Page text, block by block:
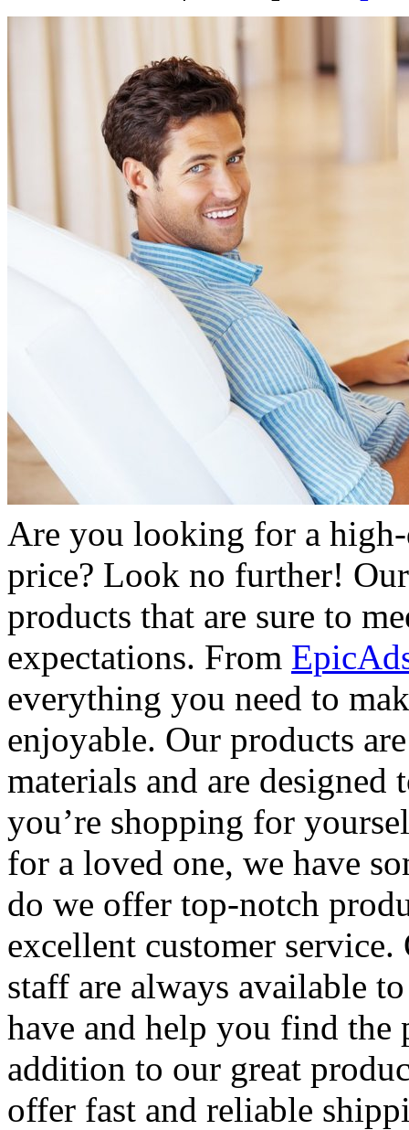
Are you looking for a
price? Look no further!
products that are sure to
expectations. From
everything you need to
enjoyable. Our products
materials and are
you’re shopping for
for a loved one, we have
do we offer top-notch
excellent customer
staff are always available
have and help you find the
addition to our great
offer fast and reliable